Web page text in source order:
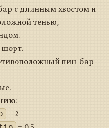
с длинным хвостом и
тенью,
шорт.
пин-бар
:
= 2